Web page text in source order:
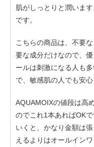
肌がしっとりと潤いま
です。
こちらの商品は、不要
要な成分だけなので、
ールは刺激になる人も
で、敏感肌の人でも安心
AQUAMOIXの値段は高
のでこれ1本あればOK
いくと、かなり金額は
えるよりはオールイン